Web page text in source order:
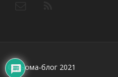
© Дьома-блог 2021